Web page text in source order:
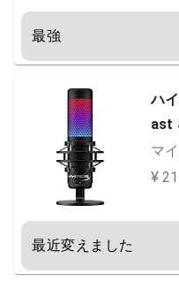
最強
ハ
ast
マ
¥
最近変えました